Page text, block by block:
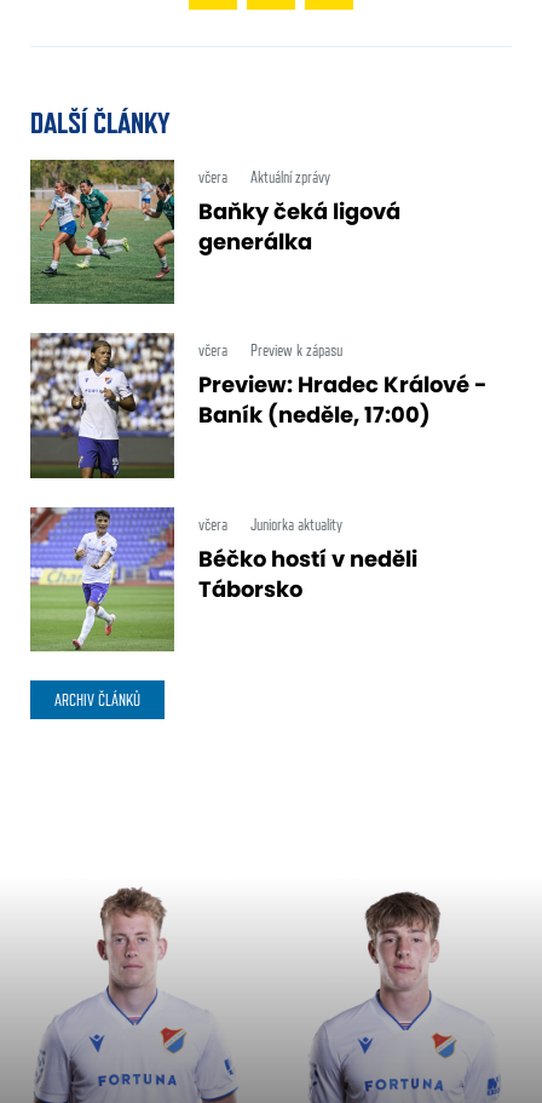
DALŠÍ ČLÁNKY
včera Aktuální zprávy
Baňky čeká ligová
generálka
včera Preview k zápasu
Preview: Hradec Králové -
Baník (neděle, 17:00)
včera Juniorka aktuality
Béčko hostí v neděli
Táborsko
ARCHIV ČLÁNKŮ